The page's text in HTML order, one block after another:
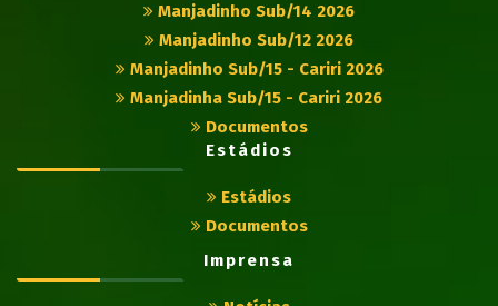
Manjadinho Sub/14 2026
Manjadinho Sub/12 2026
Manjadinho Sub/15 - Cariri 2026
Manjadinha Sub/15 - Cariri 2026
Documentos
Estádios
Estádios
Documentos
Imprensa